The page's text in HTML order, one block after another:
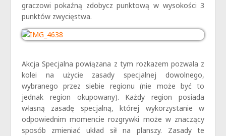
graczowi pokaźną zdobycz punktową w wysokości 3
punktów zwycięstwa.
Akcja Specjalna powiązana z tym rozkazem pozwala z
kolei na użycie zasady specjalnej dowolnego,
wybranego przez siebie regionu (nie może być to
jednak region okupowany). Każdy region posiada
własną zasadę specjalną, której wykorzystanie w
odpowiednim momencie rozgrywki może w znaczący
sposób zmieniać układ sił na planszy. Zasady te